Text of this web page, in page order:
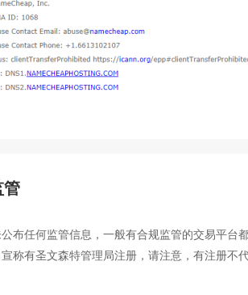
管
布任何监管信息，一般有合规监管的交易平台
称有圣文森特管理局注册，请注意，有注册不